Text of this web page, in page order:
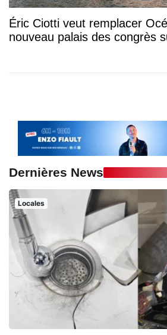
Éric Ciotti veut remplacer
nouveau palais des congrès
Dernières News
Locales